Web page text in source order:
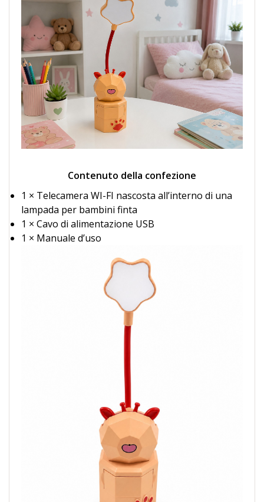
Contenuto della confezione
1 × Telecamera WI-FI nascosta all’interno di una
lampada per bambini finta
1 × Cavo di alimentazione USB
1 × Manuale d’uso